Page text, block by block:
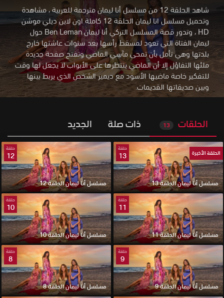
شاهد الحلقة 12 من مسلسل أنا ليمان مترجمة للعربية ، مشاهدة
وتحميل مسلسل انا ليمان الحلقة 12 كاملة اون لاين ديلي موشن
HD، وتدور قصة المسلسل التركي أنا ليمان Ben Leman حول
ليمان الفتاة التي تعود لمسقط رأسها بعد سنوات عاشتها خارج
بلدتها وهي تأمل بأن تمحى مآسي الماضي وتفتح صفحة جديدة
ملئها التفاؤل إلا أن الماضي ينتظرها على الأبواب لا يجعل لها وقت
للتفكير خاصة ماضيها الأسود مع ديمير الشخص الذي يربط بينها
وبين صديقاتها القديمات.
الحلقات 13 ذات صلة الجديد
الحلقة الأخيرة
حلقة
13
مسلسل أنا ليمان الحلقة 13
حلقة
12
مسلسل أنا ليمان الحلقة 12
حلقة
11
مسلسل أنا ليمان الحلقة 11
حلقة
10
مسلسل أنا ليمان الحلقة 10
حلقة
9
مسلسل أنا ليمان الحلقة 9
حلقة
8
مسلسل أنا ليمان الحلقة 8